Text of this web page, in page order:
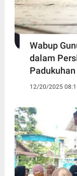
Wabup
dalam
12/20/2025